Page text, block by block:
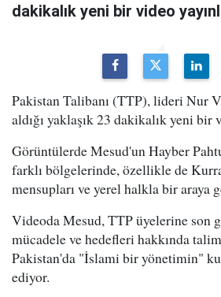
dakikalık yeni bir video
Pakistan Talibanı (TTP), lideri Nur
aldığı yaklaşık 23 dakikalık yeni bir
Görüntülerde Mesud'un Hayber
farklı bölgelerinde, özellikle de
mensupları ve yerel halkla bir araya
Videoda Mesud, TTP üyelerine son
mücadele ve hedefleri hakkında
Pakistan'da "İslami bir yönetimin"
ediyor.